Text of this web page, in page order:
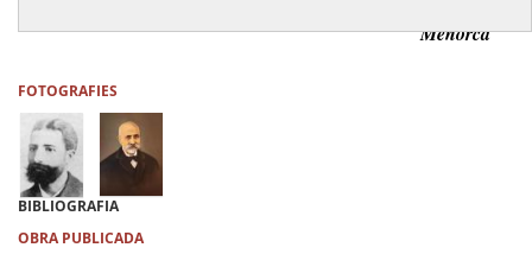
Menorca
FOTOGRAFIES
BIBLIOGRAFIA
OBRA PUBLICADA